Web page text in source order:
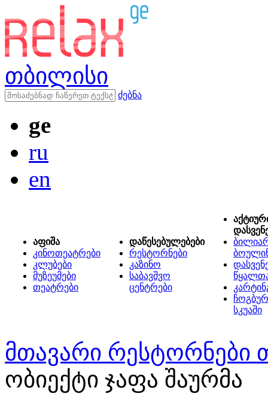
თბილისი
ძებნა
ge
ru
en
აფიშა
კინოთეატრები
კლუბები
მუზეუმები
თეატრები
დაწესებულებები
რესტორნები
კაზინო
საბავშვო
ცენტრები
სკუაში
მთავარი რესტორნები
ობიექტი ჯაფა შაურმა